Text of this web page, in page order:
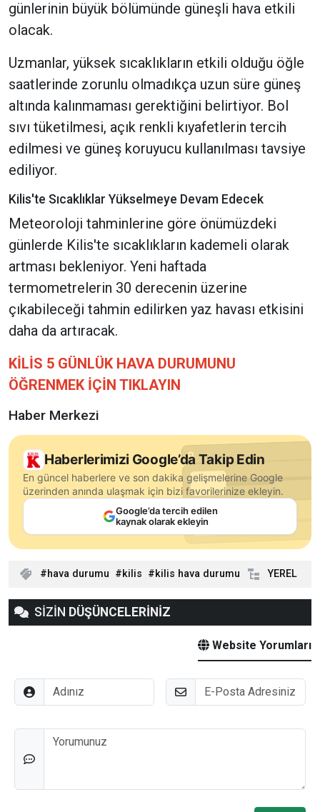
günlerinin büyük bölümünde güneşli hava etkili
olacak.
Uzmanlar, yüksek sıcaklıkların etkili olduğu öğle
saatlerinde zorunlu olmadıkça uzun süre güneş
altında kalınmaması gerektiğini belirtiyor. Bol
sıvı tüketilmesi, açık renkli kıyafetlerin tercih
edilmesi ve güneş koruyucu kullanılması tavsiye
ediliyor.
Kilis'te Sıcaklıklar Yükselmeye Devam Edecek
Meteoroloji tahminlerine göre önümüzdeki
günlerde Kilis'te sıcaklıkların kademeli olarak
artması bekleniyor. Yeni haftada
termometrelerin 30 derecenin üzerine
çıkabileceği tahmin edilirken yaz havası etkisini
daha da artıracak.
KİLİS 5 GÜNLÜK HAVA DURUMUNU
ÖĞRENMEK İÇİN TIKLAYIN
Haber Merkezi
Haberlerimizi Google’da Takip Edin
En güncel haberlere ve son dakika gelişmelerine Google
üzerinden anında ulaşmak için bizi favorilerinize ekleyin.
Google’da tercih edilen
kaynak olarak ekleyin
hava durumu kilis kilis hava durumu YEREL
SİZİN DÜŞÜNCELERİNİZ
Website Yorumları
Adınız E-Posta
Düşünceleriniz